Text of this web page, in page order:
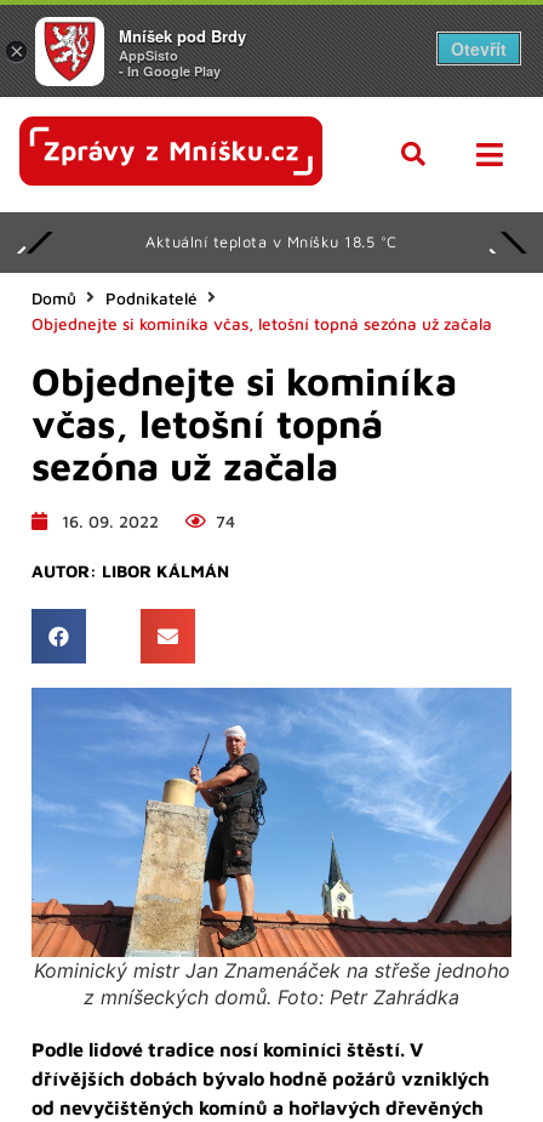
Aktuální teplota v Mníšku 18.5 °C
Domů
Podnikatelé
Objednejte si kominíka včas, letošní topná sezóna už začala
Objednejte si kominíka
včas, letošní topná
sezóna už začala
16. 09. 2022 74
AUTOR: LIBOR KÁLMÁN
Kominický mistr Jan Znamenáček na střeše jednoho
z mníšeckých domů. Foto: Petr Zahrádka
Podle lidové tradice nosí kominíci štěstí. V
dřívějších dobách bývalo hodně požárů vzniklých
od nevyčištěných komínů a hořlavých dřevěných
×
Mníšek pod Brdy
AppSisto
- In Google Play
Otevřít